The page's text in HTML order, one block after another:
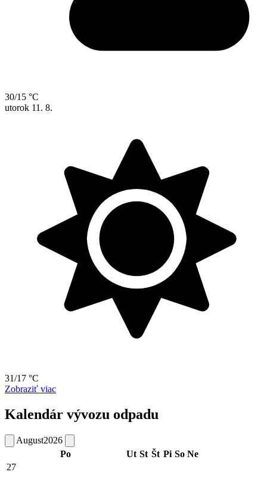
30/15 °C
utorok 11. 8.
31/17 °C
Zobraziť viac
Kalendár vývozu odpadu
August2026
Po
Ut St Št Pi So Ne
27